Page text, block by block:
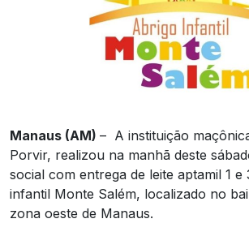
Manaus (AM) – A instituição
Porvir, realizou na manhã deste
social com entrega de leite aptamil 1 e
infantil Monte Salém, localizado no
zona oeste de Manaus.